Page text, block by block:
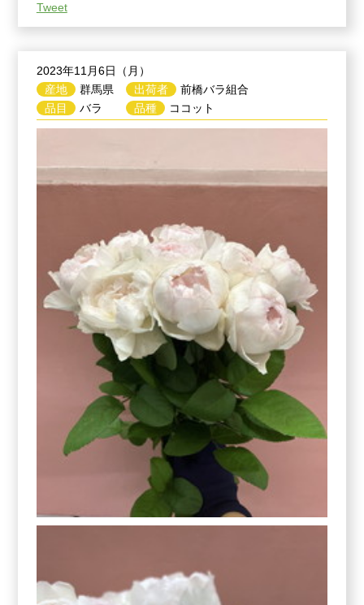
Tweet
2023年11月6日（月）
産地
群馬県
品目
バラ
出荷者
前橋バラ組合
品種
ココット